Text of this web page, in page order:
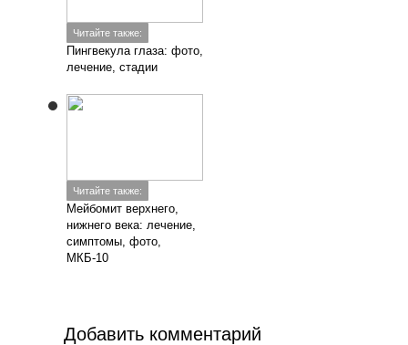
Читайте также:
Пингвекула глаза: фото,
лечение, стадии
Читайте также:
Мейбомит верхнего,
нижнего века: лечение,
симптомы, фото,
МКБ-10
Добавить комментарий